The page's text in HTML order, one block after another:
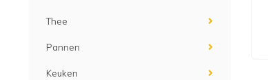
Thee
Pannen
Keuken